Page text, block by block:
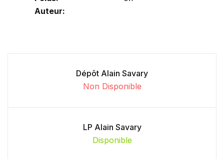
Auteur:
Dépôt Alain Savary
Non Disponible
LP Alain Savary
Disponible